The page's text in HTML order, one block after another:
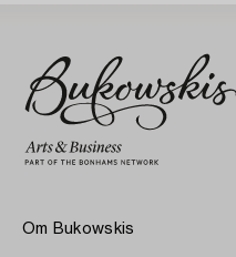
Om Bukowskis